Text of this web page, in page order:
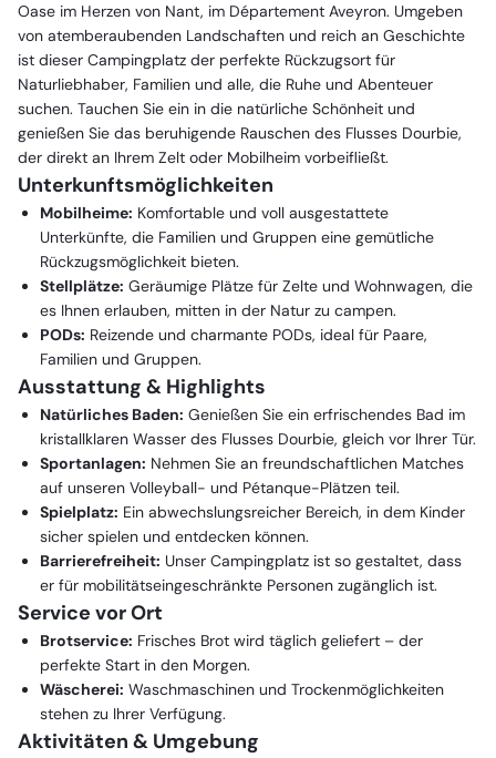
Oase im Herzen von Nant, im Département Aveyron. Umgeben
von atemberaubenden Landschaften und reich an Geschichte
ist dieser Campingplatz der perfekte Rückzugsort für
Naturliebhaber, Familien und alle, die Ruhe und Abenteuer
suchen. Tauchen Sie ein in die natürliche Schönheit und
genießen Sie das beruhigende Rauschen des Flusses Dourbie,
der direkt an Ihrem Zelt oder Mobilheim vorbeifließt.
Unterkunftsmöglichkeiten
Mobilheime: Komfortable und voll ausgestattete
Unterkünfte, die Familien und Gruppen eine gemütliche
Rückzugsmöglichkeit bieten.
Stellplätze: Geräumige Plätze für Zelte und Wohnwagen, die
es Ihnen erlauben, mitten in der Natur zu campen.
PODs: Reizende und charmante PODs, ideal für Paare,
Familien und Gruppen.
Ausstattung & Highlights
Natürliches Baden: Genießen Sie ein erfrischendes Bad im
kristallklaren Wasser des Flusses Dourbie, gleich vor Ihrer Tür.
Sportanlagen: Nehmen Sie an freundschaftlichen Matches
auf unseren Volleyball- und Pétanque-Plätzen teil.
Spielplatz: Ein abwechslungsreicher Bereich, in dem Kinder
sicher spielen und entdecken können.
Barrierefreiheit: Unser Campingplatz ist so gestaltet, dass
er für mobilitätseingeschränkte Personen zugänglich ist.
Service vor Ort
Brotservice: Frisches Brot wird täglich geliefert – der
perfekte Start in den Morgen.
Wäscherei: Waschmaschinen und Trockenmöglichkeiten
stehen zu Ihrer Verfügung.
Aktivitäten & Umgebung